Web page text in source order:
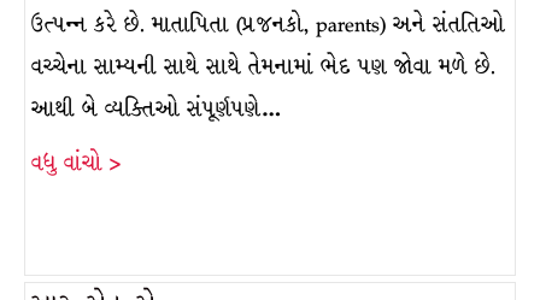
ઉત્પન્ન કરે છે. માતાપિતા (પ્રજનકો, parents) અને સંતતિઓ
વચ્ચેના સામ્યની સાથે સાથે તેમનામાં ભેદ પણ જોવા મળે છે.
આથી બે વ્યક્તિઓ સંપૂર્ણપણે…
વધુ વાંચો >